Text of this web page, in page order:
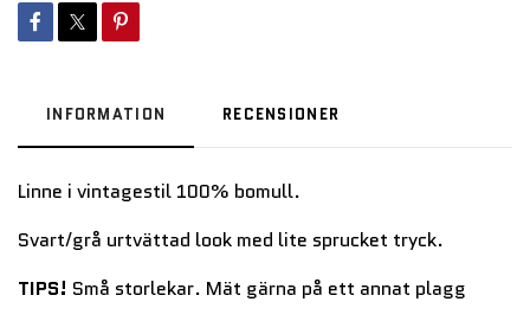
INFORMATION RECENSIONER
Linne i vintagestil 100% bomull.
Svart/grå urtvättad look med lite sprucket tryck.
TIPS! Små storlekar. Mät gärna på ett annat plagg